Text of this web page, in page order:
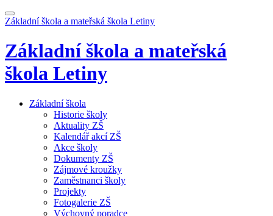
Základní škola a mateřská škola Letiny
Základní škola a mateřská
škola Letiny
Základní škola
Historie školy
Aktuality ZŠ
Kalendář akcí ZŠ
Akce školy
Dokumenty ZŠ
Zájmové kroužky
Zaměstnanci školy
Projekty
Fotogalerie ZŠ
Výchovný poradce